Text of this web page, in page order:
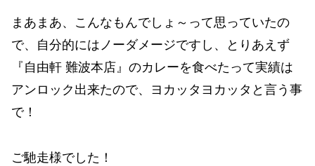
まあまあ、こんなもんでしょ～って思っていたの
で、自分的にはノーダメージですし、とりあえず
『自由軒 難波本店』のカレーを食べたって実績は
アンロック出来たので、ヨカッタヨカッタと言う事
で！
ご馳走様でした！